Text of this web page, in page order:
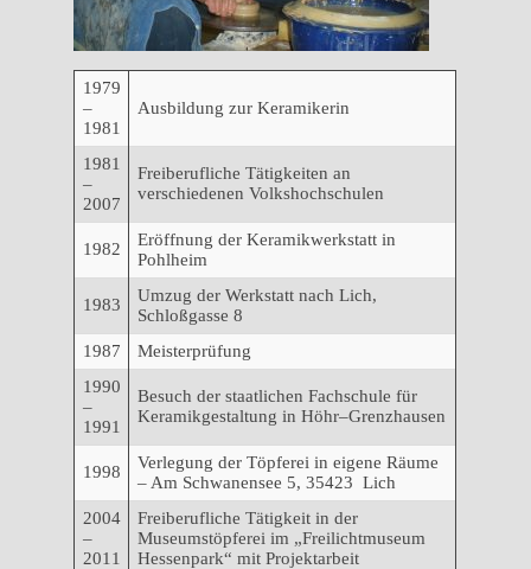
1979
–
1981
Ausbildung zur Keramikerin
1981
–
2007
Freiberufliche Tätigkeiten an
verschiedenen Volkshochschulen
1982
Eröffnung der Keramikwerkstatt in
Pohlheim
1983
Umzug der Werkstatt nach Lich,
Schloßgasse 8
1987
Meisterprüfung
1990
–
1991
Besuch der staatlichen Fachschule für
Keramikgestaltung in Höhr–Grenzhausen
1998
Verlegung der Töpferei in eigene Räume
– Am Schwanensee 5, 35423 Lich
2004
–
2011
Freiberufliche Tätigkeit in der
Museumstöpferei im „Freilichtmuseum
Hessenpark“ mit Projektarbeit